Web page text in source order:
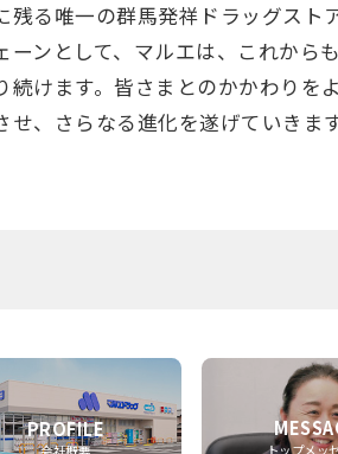
残る唯一の群馬発祥ドラッグスト
ーンとして、マルエは、これから
続けます。皆さまとのかかわりを
せ、さらなる進化を遂げていきます
PROFILE
トップメッ